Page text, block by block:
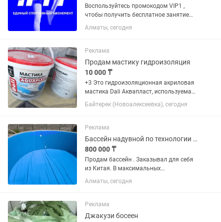
Воспользуйтесь промокодом VIP1 ,
чтобы получить бесплатное занятие
сегодня! Бассейны, йога, стретчинг,
пилатес, бокс, танцы и очень много
Шымкенте, Актау, Актобе,...
Алматы, сегодня
Реклама
Продам мастику гидроизоляция
10 000 ₸
+3 Это гидроизоляционная акриловая
мастика Dali Аквапласт, используемая
для защиты различных поверхностей
от влаги.Применение: Подходит для
ванных комнат, террас,...
Байтерек (Новоалексеевка), сегодня
Реклама
Бассейн надувной по технологии drop-stitch
800 000 ₸
Продам бассейн . Заказывал для себя
из Китая. В максимальных
параметрах. Толщина ПВХ, ширина
борта 20 см. Диаметр 5.6 м., глубина
диаметру основания. Отдам по...
Алматы, сегодня
Реклама
Джакузи босеен